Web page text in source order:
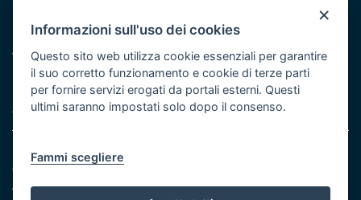
Protezione civile
Vai al sito di Protezione Civile Puglia
Iniziativa finanziata con risorse del POR Puglia 2014/2020 -
Asse XI
Note legali
Cookie e privacy
Amministrazione trasparente
×
Informazioni sull'uso dei cookies
Questo sito web utilizza cookie essenziali per garantire
il suo corretto funzionamento e cookie di terze parti
per fornire servizi erogati da portali esterni. Questi
ultimi saranno impostati solo dopo il consenso.
Fammi scegliere